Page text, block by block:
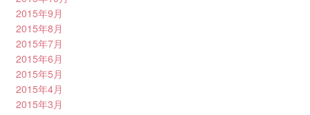
2015年9月
2015年8月
2015年7月
2015年6月
2015年5月
2015年4月
2015年3月